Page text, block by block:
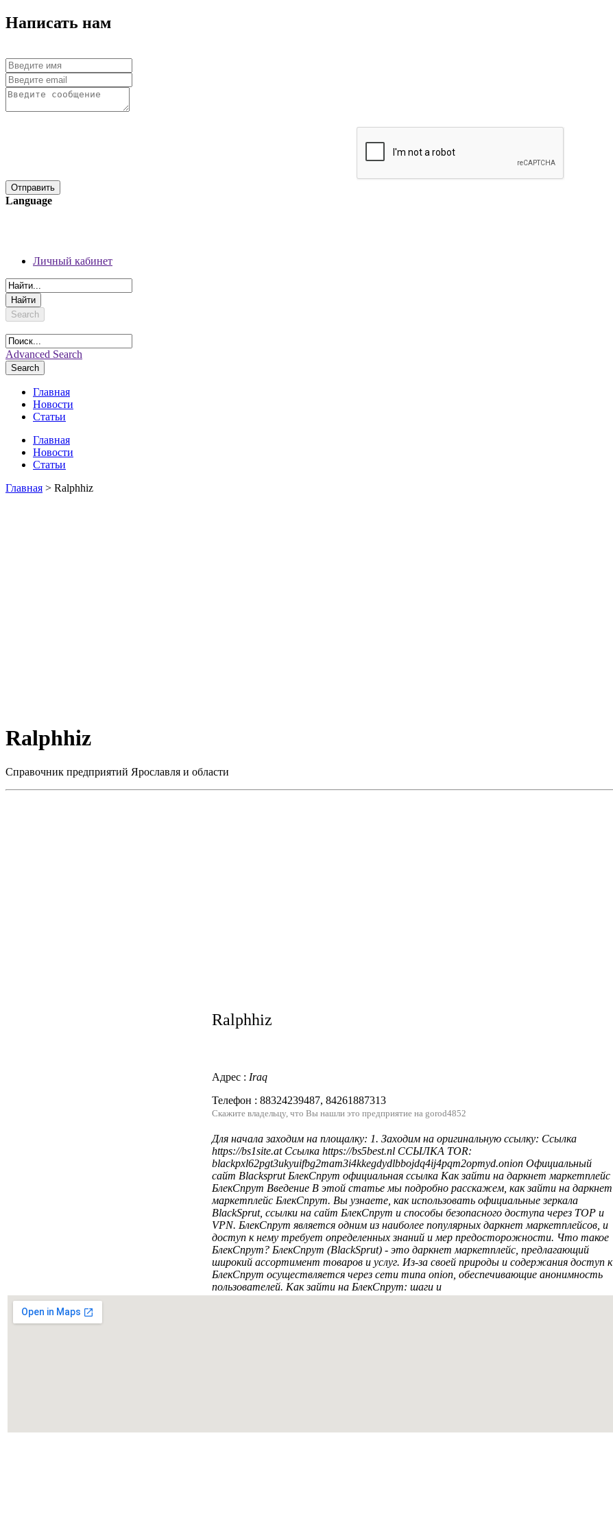
Написать нам
Language
Личный кабинет
Search
Advanced Search
Search
Главная
Новости
Статьи
Главная
Новости
Статьи
Главная > Ralphhiz
Ralphhiz
Справочник предприятий Ярославля и области
Ralphhiz
Адрес : Iraq
Телефон : 88324239487, 84261887313
Скажите владельцу, что Вы нашли это предприятие на gorod4852
Для начала заходим на площалку: 1. Заходим на оригинальную ссылку: Ссылка
https://bs1site.at Ссылка https://bs5best.nl ССЫЛКА TOR:
blackpxl62pgt3ukyuifbg2mam3i4kkegdydlbbojdq4ij4pqm2opmyd.onion Официальный
сайт Blacksprut БлекСпрут официальная ссылка Как зайти на даркнет маркетплейс
БлекСпрут Введение В этой статье мы подробно расскажем, как зайти на даркнет
маркетплейс БлекСпрут. Вы узнаете, как использовать официальные зеркала
BlackSprut, ссылки на сайт БлекСпрут и способы безопасного доступа через ТОР и
VPN. БлекСпрут является одним из наиболее популярных даркнет маркетплейсов, и
доступ к нему требует определенных знаний и мер предосторожности. Что такое
БлекСпрут? БлекСпрут (BlackSprut) - это даркнет маркетплейс, предлагающий
широкий ассортимент товаров и услуг. Из-за своей природы и содержания доступ к
БлекСпрут осуществляется через сети типа onion, обеспечивающие анонимность
пользователей. Как зайти на БлекСпрут: шаги и